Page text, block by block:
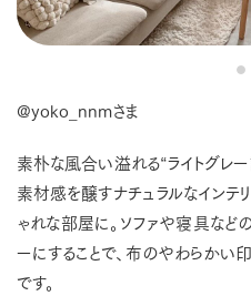
@yoko_nnmさま
素朴な風合い溢れる“ライトグレ
素材感を醸すナチュラルなインテ
ゃれな部屋に。ソファや寝具など
ーにすることで、布のやわらかい
です。